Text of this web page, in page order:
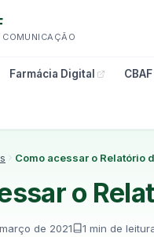
COMUNICAÇÃO
Farmácia Digital CBAF
Como acessar o Relatório
o
de 2021 1 min de